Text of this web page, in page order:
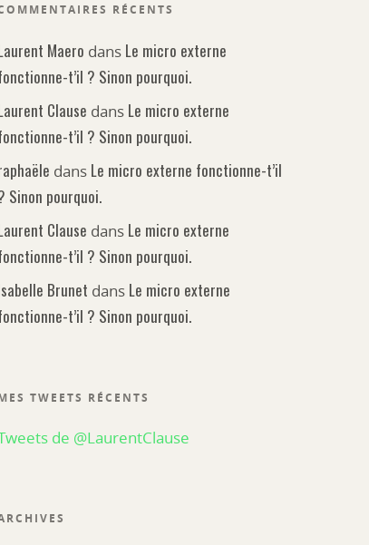
RÉCENTS
Maero dans Le micro externe
t’il ? Sinon pourquoi.
Clause dans Le micro externe
t’il ? Sinon pourquoi.
dans Le micro externe fonctionne-t’il
Sinon pourquoi.
Clause dans Le micro externe
t’il ? Sinon pourquoi.
Brunet dans Le micro externe
t’il ? Sinon pourquoi.
TWEETS RÉCENTS
de @LaurentClause